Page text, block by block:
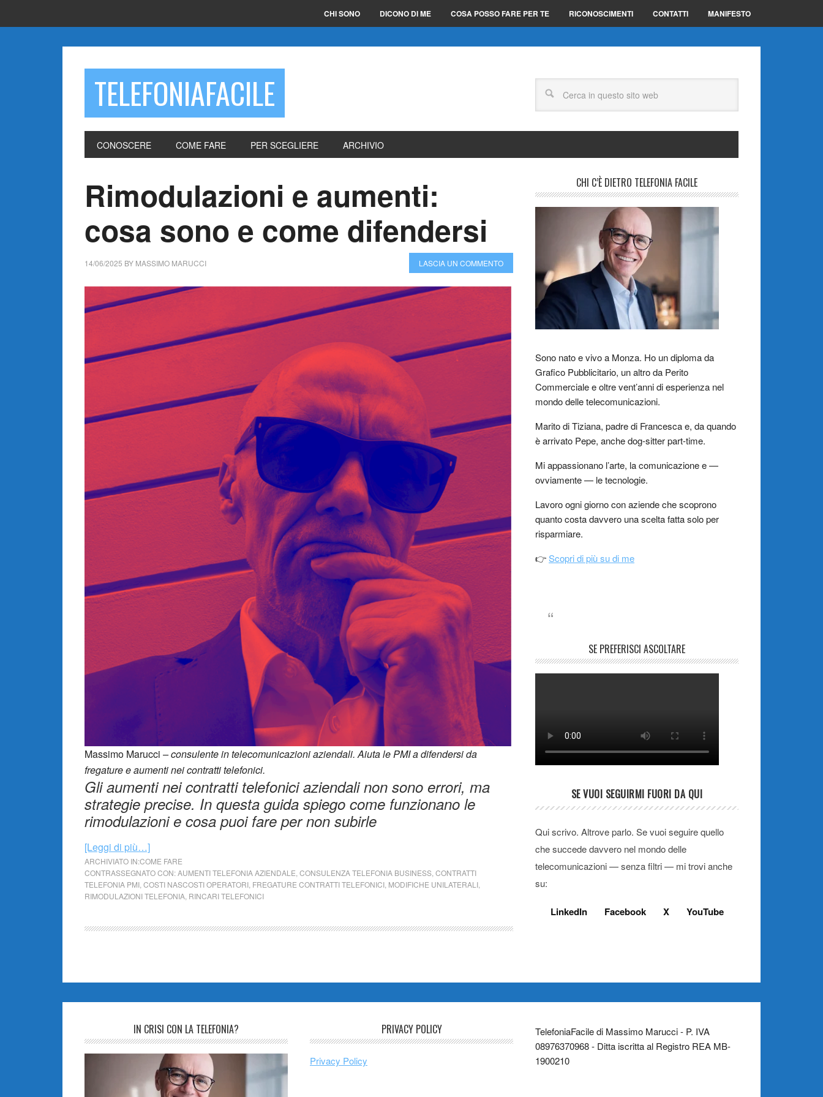
CHI SONO DICONO DI ME COSA POSSO FARE PER TE RICONOSCIMENTI CONTATTI MANIFESTO
TELEFONIAFACILE
CONOSCERE COME FARE PER SCEGLIERE ARCHIVIO
Rimodulazioni e aumenti:
cosa sono e come difendersi
14/06/2025 BY MASSIMO MARUCCI LASCIA UN COMMENTO
Massimo Marucci – consulente in telecomunicazioni aziendali. Aiuta le PMI a difendersi da
fregature e aumenti nei contratti telefonici.
Gli aumenti nei contratti telefonici aziendali non sono errori, ma
strategie precise. In questa guida spiego come funzionano le
rimodulazioni e cosa puoi fare per non subirle
[Leggi di più…]
ARCHIVIATO IN:COME FARE
CONTRASSEGNATO CON:AUMENTI TELEFONIA AZIENDALE CONSULENZA TELEFONIA BUSINESS CONTRATTI
TELEFONIA PMI COSTI NASCOSTI OPERATORI FREGATURE CONTRATTI TELEFONICI MODIFICHE UNILATERALI
RIMODULAZIONI TELEFONIA RINCARI TELEFONICI
CHI C’È DIETRO TELEFONIA FACILE
Sono nato e vivo a Monza. Ho un diploma da
Grafico Pubblicitario, un altro da Perito
Commerciale e oltre vent’anni di esperienza nel
mondo delle telecomunicazioni.
Marito di Tiziana, padre di Francesca e, da quando
è arrivato Pepe, anche dog-sitter part-time.
Mi appassionano l’arte, la comunicazione e —
ovviamente — le tecnologie.
Lavoro ogni giorno con aziende che scoprono
quanto costa davvero una scelta fatta solo per
risparmiare.
👉Scopri di più su di me
SE PREFERISCI ASCOLTARE
SE VUOI SEGUIRMI FUORI DA QUI
Qui scrivo. Altrove parlo. Se vuoi seguire quello
che succede davvero nel mondo delle
telecomunicazioni — senza filtri — mi trovi anche
su:
LinkedIn Facebook X YouTube
IN CRISI CON LA TELEFONIA? PRIVACY POLICY
Privacy Policy
TelefoniaFacile di Massimo Marucci - P. IVA
08976370968 - Ditta iscritta al Registro REA MB-
1900210